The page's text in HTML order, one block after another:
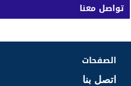
تواصل معنا
الصفحات
اتصل بنا